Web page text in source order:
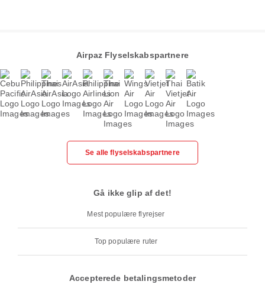
Airpaz Flyselskabspartnere
Se alle flyselskabspartnere
Gå ikke glip af det!
Mest populære flyrejser
Top populære ruter
Accepterede betalingsmetoder